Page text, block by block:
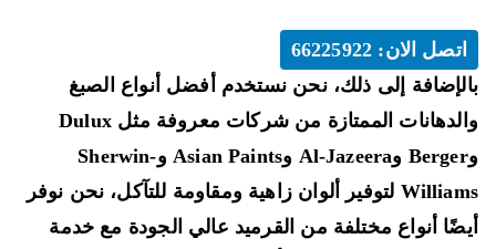
اتصل الان: 66225922
إلى ذلك، نحن نستخدم أفضل أنواع الصبغ
والدهانات الممتازة من شركات معروفة مثل Dulux
وBerger وAl-Jazeera وAsian Paints وSherwin-
Williams لتوفير ألوان زاهية ومقاومة للتآكل، نحن نوفر
أنواع مختلفة من القرميد عالي الجودة مع خدمة